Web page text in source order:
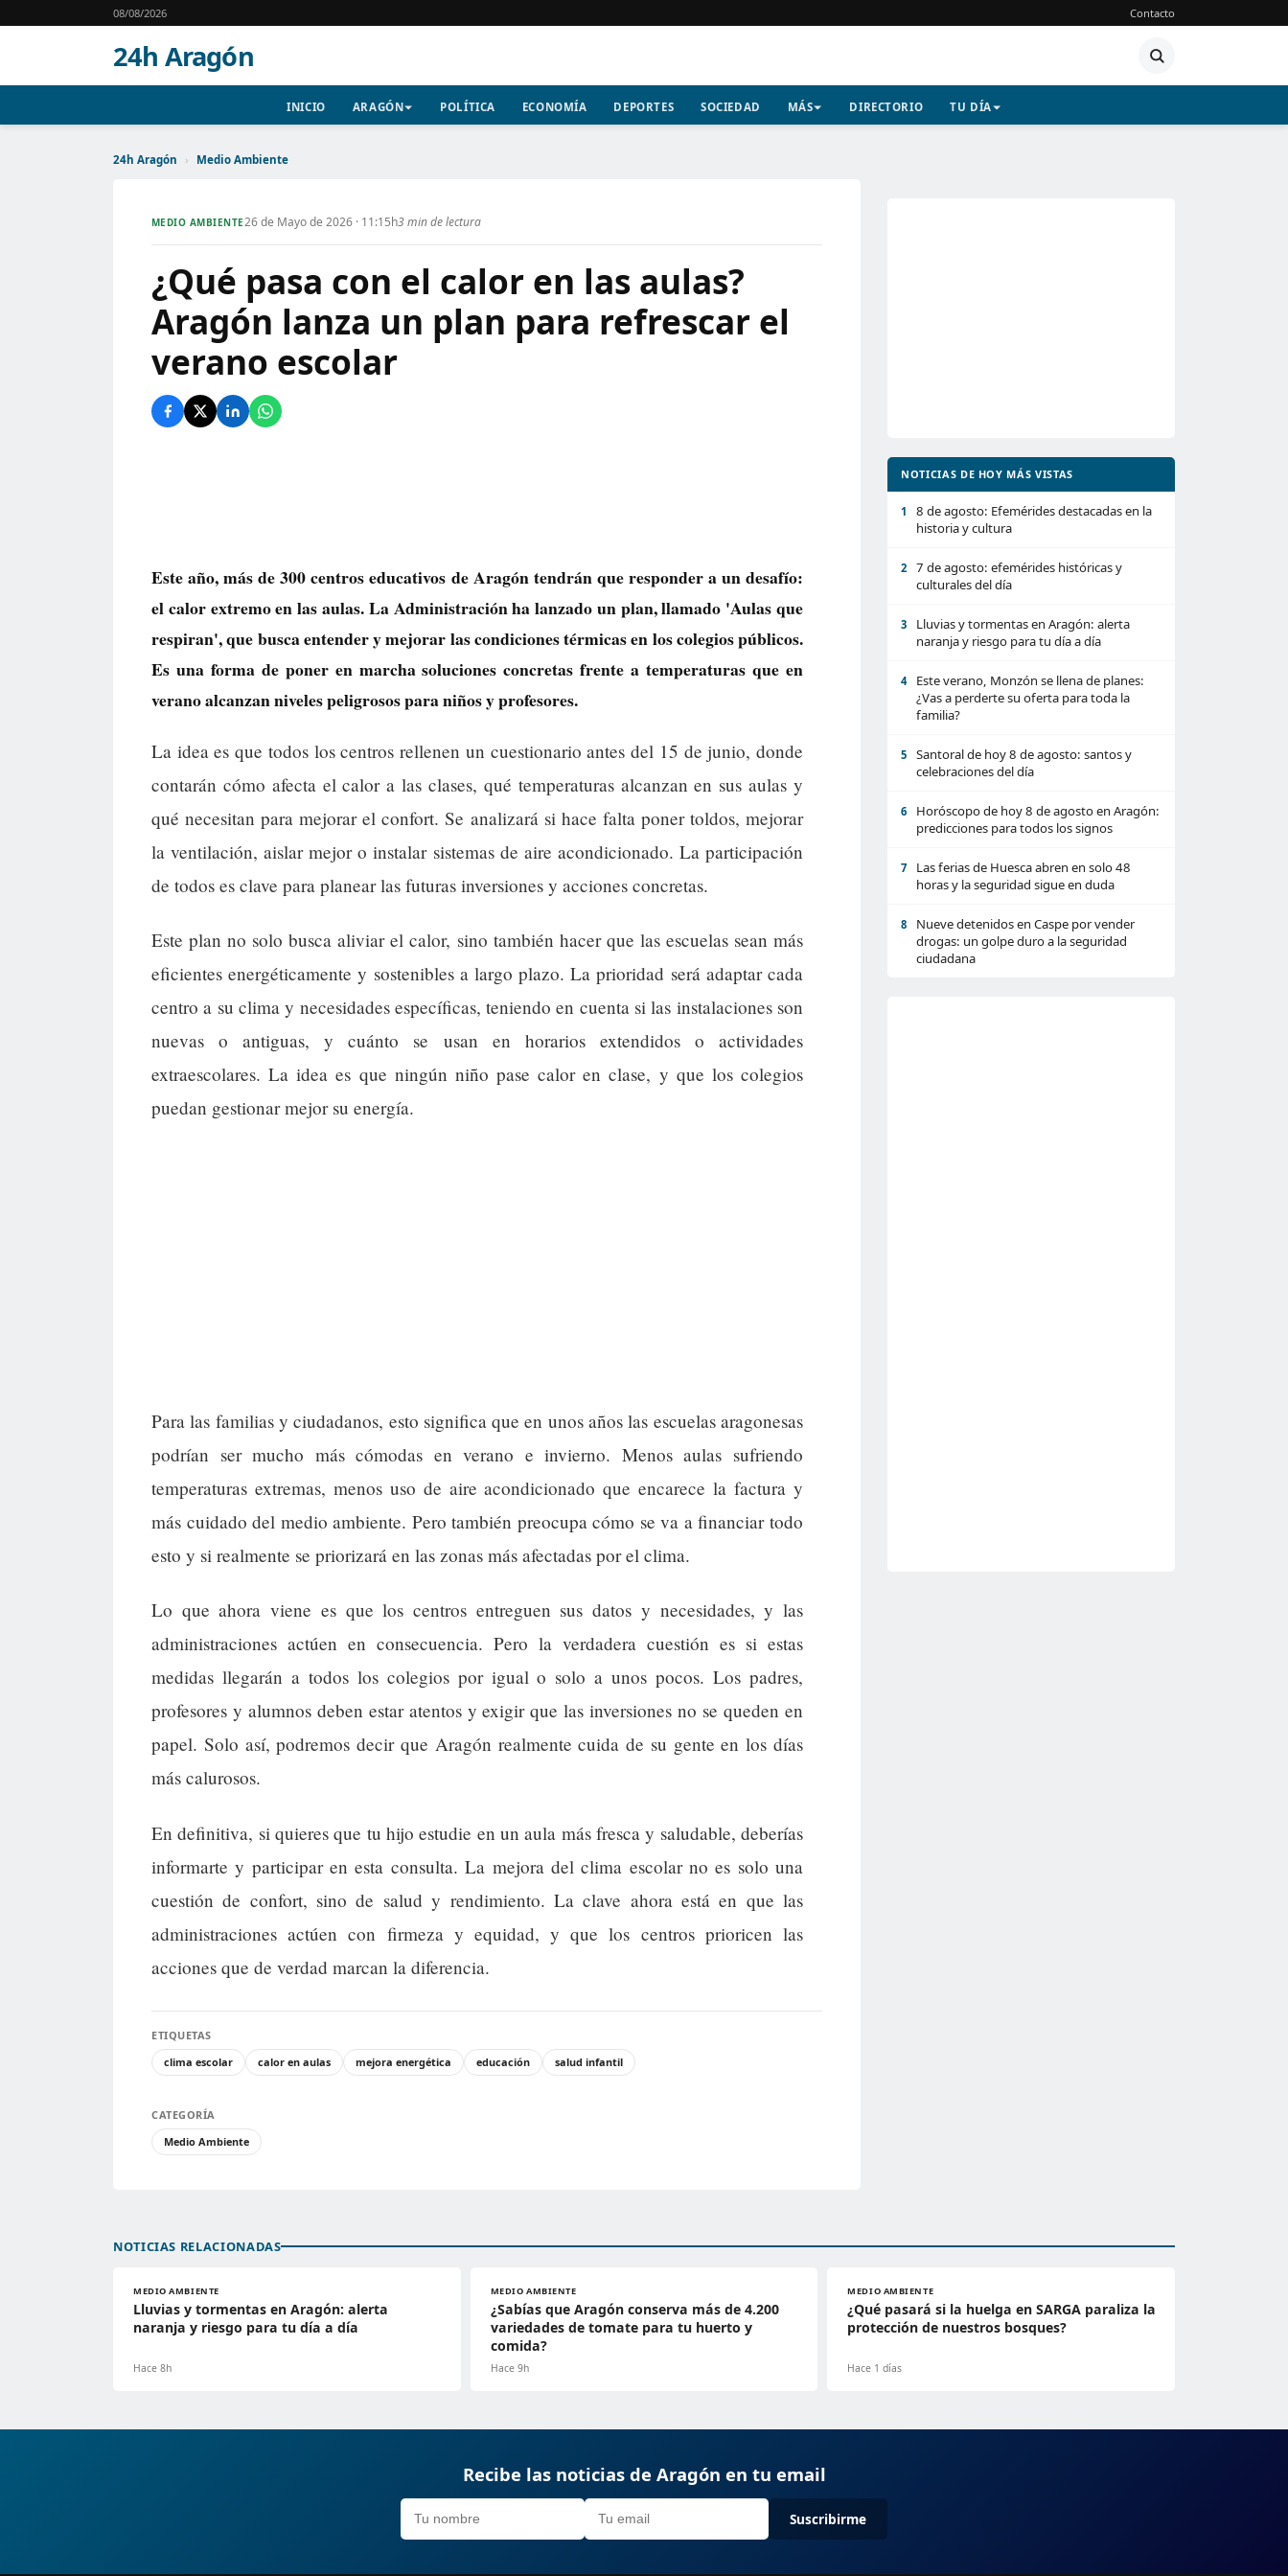
08/08/2026 Contacto
24h Aragón
INICIO ARAGÓN POLÍTICA ECONOMÍA DEPORTES SOCIEDAD MÁS DIRECTORIO TU DÍA
24h Aragón › Medio Ambiente
MEDIO AMBIENTE26 de Mayo de 2026 · 11:15h3 min de lectura
¿Qué pasa con el calor en las aulas?
Aragón lanza un plan para refrescar el
verano escolar
Este año, más de 300 centros educativos de Aragón tendrán que responder a un desafío:
el calor extremo en las aulas. La Administración ha lanzado un plan, llamado 'Aulas que
respiran', que busca entender y mejorar las condiciones térmicas en los colegios públicos.
Es una forma de poner en marcha soluciones concretas frente a temperaturas que en
verano alcanzan niveles peligrosos para niños y profesores.
La idea es que todos los centros rellenen un cuestionario antes del 15 de junio, donde
contarán cómo afecta el calor a las clases, qué temperaturas alcanzan en sus aulas y
qué necesitan para mejorar el confort. Se analizará si hace falta poner toldos, mejorar
la ventilación, aislar mejor o instalar sistemas de aire acondicionado. La participación
de todos es clave para planear las futuras inversiones y acciones concretas.
Este plan no solo busca aliviar el calor, sino también hacer que las escuelas sean más
eficientes energéticamente y sostenibles a largo plazo. La prioridad será adaptar cada
centro a su clima y necesidades específicas, teniendo en cuenta si las instalaciones son
nuevas o antiguas, y cuánto se usan en horarios extendidos o actividades
extraescolares. La idea es que ningún niño pase calor en clase, y que los colegios
puedan gestionar mejor su energía.
Para las familias y ciudadanos, esto significa que en unos años las escuelas aragonesas
podrían ser mucho más cómodas en verano e invierno. Menos aulas sufriendo
temperaturas extremas, menos uso de aire acondicionado que encarece la factura y
más cuidado del medio ambiente. Pero también preocupa cómo se va a financiar todo
esto y si realmente se priorizará en las zonas más afectadas por el clima.
Lo que ahora viene es que los centros entreguen sus datos y necesidades, y las
administraciones actúen en consecuencia. Pero la verdadera cuestión es si estas
medidas llegarán a todos los colegios por igual o solo a unos pocos. Los padres,
profesores y alumnos deben estar atentos y exigir que las inversiones no se queden en
papel. Solo así, podremos decir que Aragón realmente cuida de su gente en los días
más calurosos.
En definitiva, si quieres que tu hijo estudie en un aula más fresca y saludable, deberías
informarte y participar en esta consulta. La mejora del clima escolar no es solo una
cuestión de confort, sino de salud y rendimiento. La clave ahora está en que las
administraciones actúen con firmeza y equidad, y que los centros prioricen las
acciones que de verdad marcan la diferencia.
ETIQUETAS
clima escolar
calor en aulas mejora energética educación salud infantil
CATEGORÍA
Medio Ambiente
NOTICIAS DE HOY MÁS VISTAS
1
8 de agosto: Efemérides destacadas en la
historia y cultura
2
7 de agosto: efemérides históricas y
culturales del día
3
Lluvias y tormentas en Aragón: alerta
naranja y riesgo para tu día a día
4
Este verano, Monzón se llena de planes:
¿Vas a perderte su oferta para toda la
familia?
5
Santoral de hoy 8 de agosto: santos y
celebraciones del día
6
Horóscopo de hoy 8 de agosto en Aragón:
predicciones para todos los signos
7
Las ferias de Huesca abren en solo 48
horas y la seguridad sigue en duda
8
Nueve detenidos en Caspe por vender
drogas: un golpe duro a la seguridad
ciudadana
NOTICIAS RELACIONADAS
MEDIO AMBIENTE
Lluvias y tormentas en Aragón: alerta
naranja y riesgo para tu día a día
Hace 8h
MEDIO AMBIENTE
¿Sabías que Aragón conserva más de 4.200
variedades de tomate para tu huerto y
comida?
Hace 9h
MEDIO AMBIENTE
¿Qué pasará si la huelga en SARGA paraliza la
protección de nuestros bosques?
Hace 1 días
Recibe las noticias de Aragón en tu email
Suscribirme